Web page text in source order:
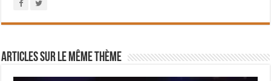
Articles sur le même thème